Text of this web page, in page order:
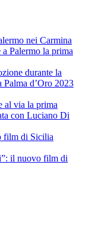
nei Carmina
Palermo la prima
durante la
d’Oro 2023
al via la prima
con Luciano Di
film di Sicilia
il nuovo film di